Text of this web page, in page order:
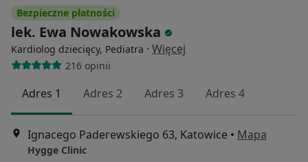
Bezpieczne płatności
lek. Ewa Nowakowska
Kardiolog dziecięcy, Pediatra · Więcej
216 opinii
Adres 1 Adres 2 Adres 3 Adres 4
Ignacego Paderewskiego 63, Katowice • Mapa
Hygge Clinic